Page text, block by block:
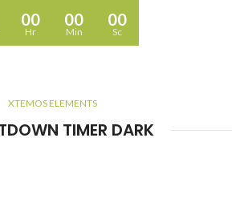
00
Hr
00
Min
00
Sc
XTEMOS ELEMENTS
TIMER DARK